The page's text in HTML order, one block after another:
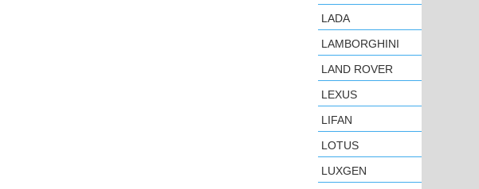
LADA
LAMBORGHINI
LAND ROVER
LEXUS
LIFAN
LOTUS
LUXGEN